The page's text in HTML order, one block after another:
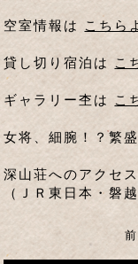
空室情報は こちら
貸し切り宿泊は こ
ギャラリー杢は こ
女将、細腕！？繁
深山荘へのアクセ
（ＪＲ東日本・磐